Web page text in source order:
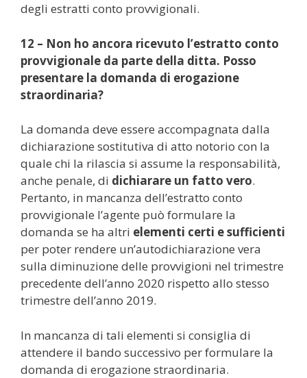
degli estratti conto provvigionali.
12 – Non ho ancora ricevuto l’estratto conto
provvigionale da parte della ditta. Posso
presentare la domanda di erogazione
straordinaria?
La domanda deve essere accompagnata dalla
dichiarazione sostitutiva di atto notorio con la
quale chi la rilascia si assume la responsabilità,
anche penale, di dichiarare un fatto vero.
Pertanto, in mancanza dell’estratto conto
provvigionale l’agente può formulare la
domanda se ha altri elementi certi e sufficienti
per poter rendere un’autodichiarazione vera
sulla diminuzione delle provvigioni nel trimestre
precedente dell’anno 2020 rispetto allo stesso
trimestre dell’anno 2019.
In mancanza di tali elementi si consiglia di
attendere il bando successivo per formulare la
domanda di erogazione straordinaria.